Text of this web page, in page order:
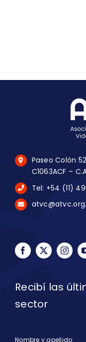
Paseo Colón
C1063ACF –
Tel: +54 (11)
Recibí las